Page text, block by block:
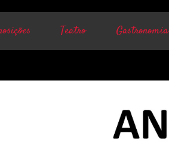
Teatro Gastronomia